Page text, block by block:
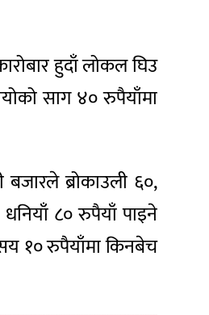
हुदाँ लोकल घिउ
साग ४० रुपैयाँमा
ब्रोकाउली ६०,
८० रुपैयाँ पाइने
१० रुपैयाँमा किनबेच